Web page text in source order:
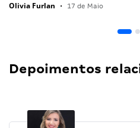
Olivia Furlan • 17 de Maio
Depoimentos